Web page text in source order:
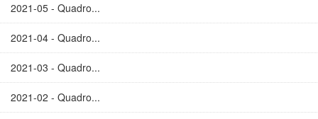
2021-05 - Quadro...
2021-04 - Quadro...
2021-03 - Quadro...
2021-02 - Quadro...